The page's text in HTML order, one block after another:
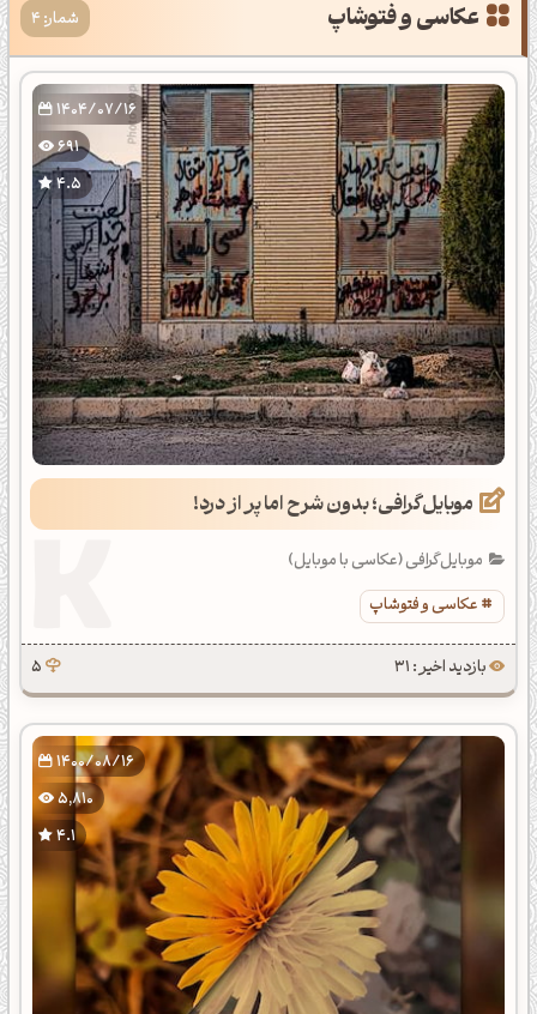
عکاسی و فتوشاپ شمار: 4
1404/07/16
691
4.5
موبایل‌گرافی؛ بدون شرح اما پر از درد!
موبایل‌گرافی (عکاسی با موبایل)
عکاسی و فتوشاپ
بازدید اخیر : 31 5
1400/08/16
5,810
4.1